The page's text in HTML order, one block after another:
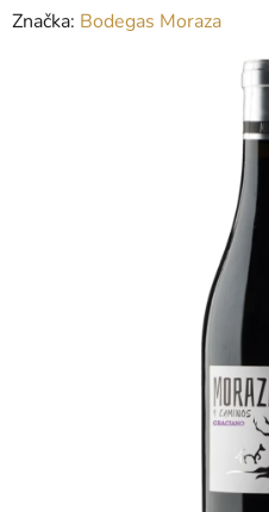
hodnocení
Značka: Bodegas Moraza